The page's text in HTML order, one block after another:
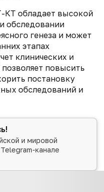
КТ обладает высокой
обследовании
генеза и может
этапах
клинических и
повысить
постановку
обследований и
и мировой
канале